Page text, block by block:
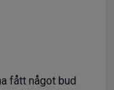
fått något bud